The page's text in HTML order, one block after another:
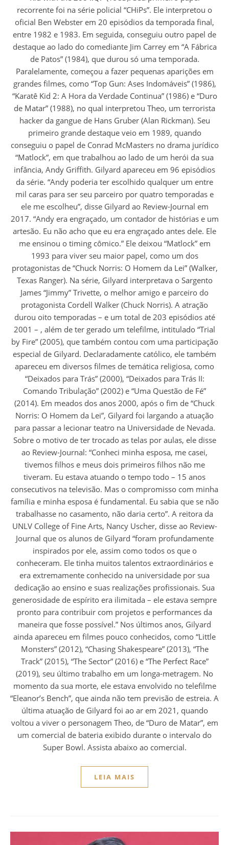
recorrente foi na série policial “CHiPs”. Ele interpretou o
oficial Ben Webster em 20 episódios da temporada final,
entre 1982 e 1983. Em seguida, conseguiu outro papel de
destaque ao lado do comediante Jim Carrey em “A Fábrica
de Patos” (1984), que durou só uma temporada.
Paralelamente, começou a fazer pequenas aparições em
grandes filmes, como “Top Gun: Ases Indomáveis” (1986),
“Karatê Kid 2: A Hora da Verdade Continua” (1986) e “Duro
de Matar” (1988), no qual interpretou Theo, um terrorista
hacker da gangue de Hans Gruber (Alan Rickman). Seu
primeiro grande destaque veio em 1989, quando
conseguiu o papel de Conrad McMasters no drama jurídico
“Matlock”, em que trabalhou ao lado de um herói da sua
infância, Andy Griffith. Gilyard apareceu em 96 episódios
da série. “Andy poderia ter escolhido qualquer um entre
mil caras para ser seu parceiro por quatro temporadas e
ele me escolheu”, disse Gilyard ao Review-Journal em
2017. “Andy era engraçado, um contador de histórias e um
artesão. Eu não acho que eu era engraçado antes dele. Ele
me ensinou o timing cômico.” Ele deixou “Matlock” em
1993 para viver seu maior papel, como um dos
protagonistas de “Chuck Norris: O Homem da Lei” (Walker,
Texas Ranger). Na série, Gilyard interpretava o Sargento
James “Jimmy” Trivette, o melhor amigo e parceiro do
protagonista Cordell Walker (Chuck Norris). A atração
durou oito temporadas – e um total de 203 episódios até
2001 – , além de ter gerado um telefilme, intitulado “Trial
by Fire” (2005), que também contou com uma participação
especial de Gilyard. Declaradamente católico, ele também
apareceu em diversos filmes de temática religiosa, como
“Deixados para Trás” (2000), “Deixados para Trás II:
Comando Tribulação” (2002) e “Uma Questão de Fé”
(2014). Em meados dos anos 2000, após o fim de “Chuck
Norris: O Homem da Lei”, Gilyard foi largando a atuação
para passar a lecionar teatro na Universidade de Nevada.
Sobre o motivo de ter trocado as telas por aulas, ele disse
ao Review-Journal: “Conheci minha esposa, me casei,
tivemos filhos e meus dois primeiros filhos não me
tiveram. Eu estava atuando o tempo todo – 15 anos
consecutivos na televisão. Mas o compromisso com minha
família e minha esposa é fundamental. Eu sabia que se não
trabalhasse no casamento, não daria certo”. A reitora da
UNLV College of Fine Arts, Nancy Uscher, disse ao Review-
Journal que os alunos de Gilyard “foram profundamente
inspirados por ele, assim como todos os que o
conheceram. Ele tinha muitos talentos extraordinários e
era extremamente conhecido na universidade por sua
dedicação ao ensino e suas realizações profissionais. Sua
generosidade de espírito era ilimitada – ele estava sempre
pronto para contribuir com projetos e performances da
maneira que fosse possível.” Nos últimos anos, Gilyard
ainda apareceu em filmes pouco conhecidos, como “Little
Monsters” (2012), “Chasing Shakespeare” (2013), “The
Track” (2015), “The Sector” (2016) e “The Perfect Race”
(2019), seu último trabalho em um longa-metragem. No
momento da sua morte, ele estava envolvido no telefilme
“Eleanor’s Bench”, que ainda não tem previsão de estreia. A
última atuação de Gilyard foi ao ar em 2021, quando
voltou a viver o personagem Theo, de “Duro de Matar”, em
um comercial de bateria exibido durante o intervalo do
Super Bowl. Assista abaixo ao comercial.
LEIA MAIS